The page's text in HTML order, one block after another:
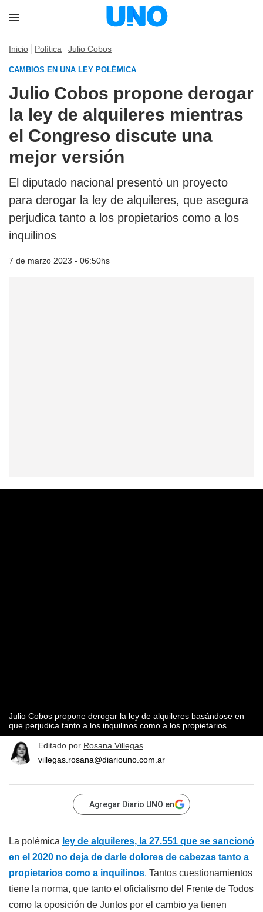
Inicio Política Julio Cobos
CAMBIOS EN UNA LEY POLÉMICA
Julio Cobos propone derogar
la ley de alquileres mientras
el Congreso discute una
mejor versión
El diputado nacional presentó un proyecto
para derogar la ley de alquileres, que asegura
perjudica tanto a los propietarios como a los
inquilinos
7 de marzo 2023 - 06:50hs
Julio Cobos propone derogar la ley de alquileres basándose en
que perjudica tanto a los inquilinos como a los propietarios.
Editado por Rosana Villegas
villegas.rosana@diariouno.com.ar
Agregar Diario UNO en
La polémica ley de alquileres, la 27.551 que se sancionó
en el 2020 no deja de darle dolores de cabezas tanto a
propietarios como a inquilinos. Tantos cuestionamientos
tiene la norma, que tanto el oficialismo del Frente de Todos
como la oposición de Juntos por el cambio ya tienen